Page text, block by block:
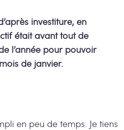
investiture, en
était avant tout de
l’année pour pouvoir
de janvier.
en peu de temps. Je tiens